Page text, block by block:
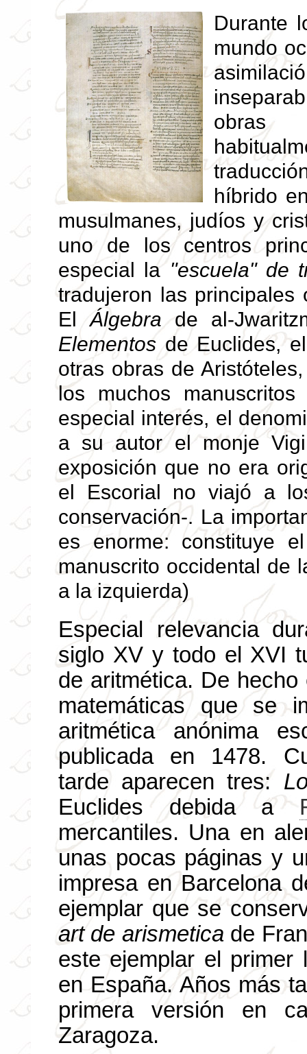
Durante
mundo
obras
híbrido
musulmanes, judíos y
uno de los centros
especial la "escuela" de
tradujeron las principales
ElÁlgebra de al-
Elementos de Euclides,
otras obras de
los muchos
especial interés, el
a su autor el monje
exposición que no era
el Escorial no viajó a
conservación-. La
es enorme: constituye
manuscrito occidental de
a la izquierda)
Especial relevancia
siglo XV y todo el XVI
de aritmética. De
matemáticas que se
aritmética anónima
publicada en 1478.
tarde aparecen tres:
Euclides debida a
mercantiles. Una en
unas pocas páginas y
impresa en Barcelona
ejemplar que se
art de arismeticade
este ejemplar el primer
en España. Años más
primera versión en
Zaragoza.